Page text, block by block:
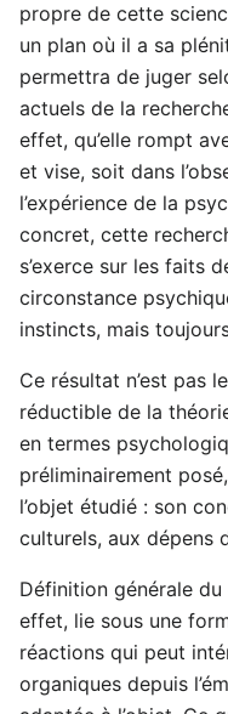
propre de cette
un plan où il a sa
permettra de juger
actuels de la
effet, qu’elle rompt
et vise, soit dans
l’expérience de la
concret, cette
s’exerce sur les faits
circonstance
instincts, mais
Ce résultat n’est pas
réductible de la
en termes
préliminairement
l’objet étudié : son
culturels, aux dépens
Définition générale
effet, lie sous une
réactions qui peut
organiques depuis